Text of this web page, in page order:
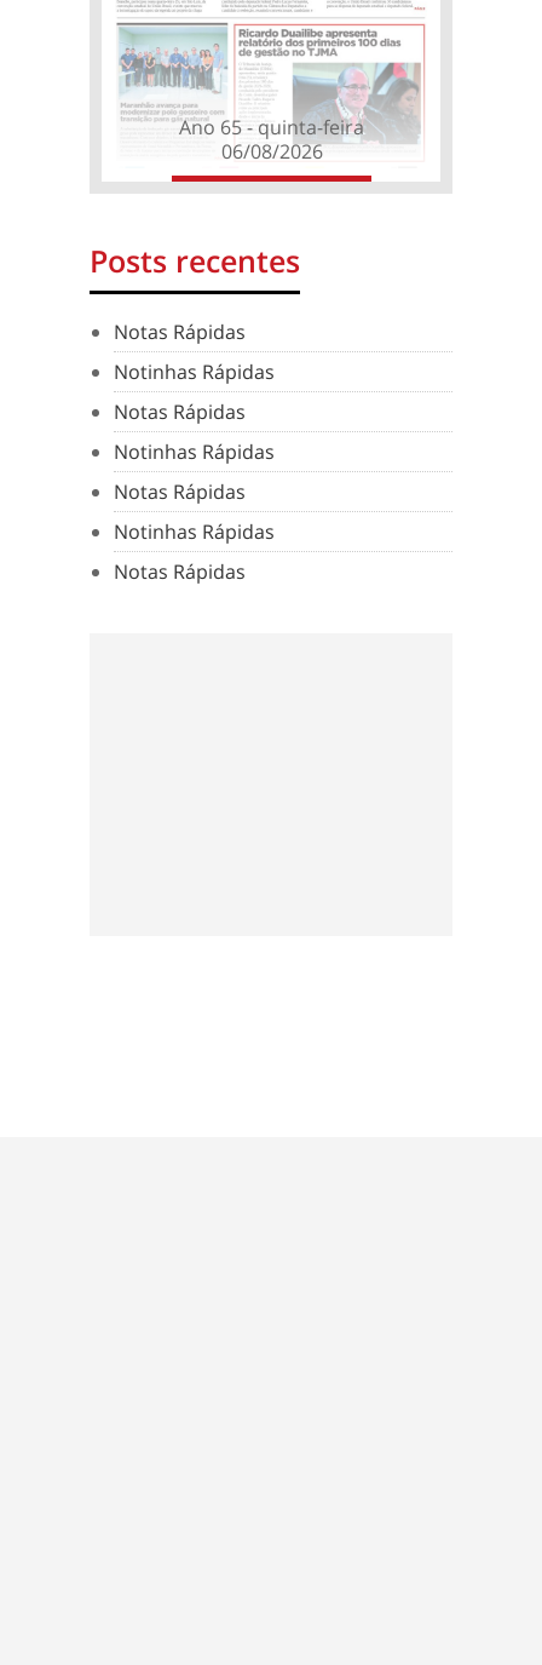
Ano 65 - quinta-feira
06/08/2026
Posts recentes
Notas Rápidas
Notinhas Rápidas
Notas Rápidas
Notinhas Rápidas
Notas Rápidas
Notinhas Rápidas
Notas Rápidas